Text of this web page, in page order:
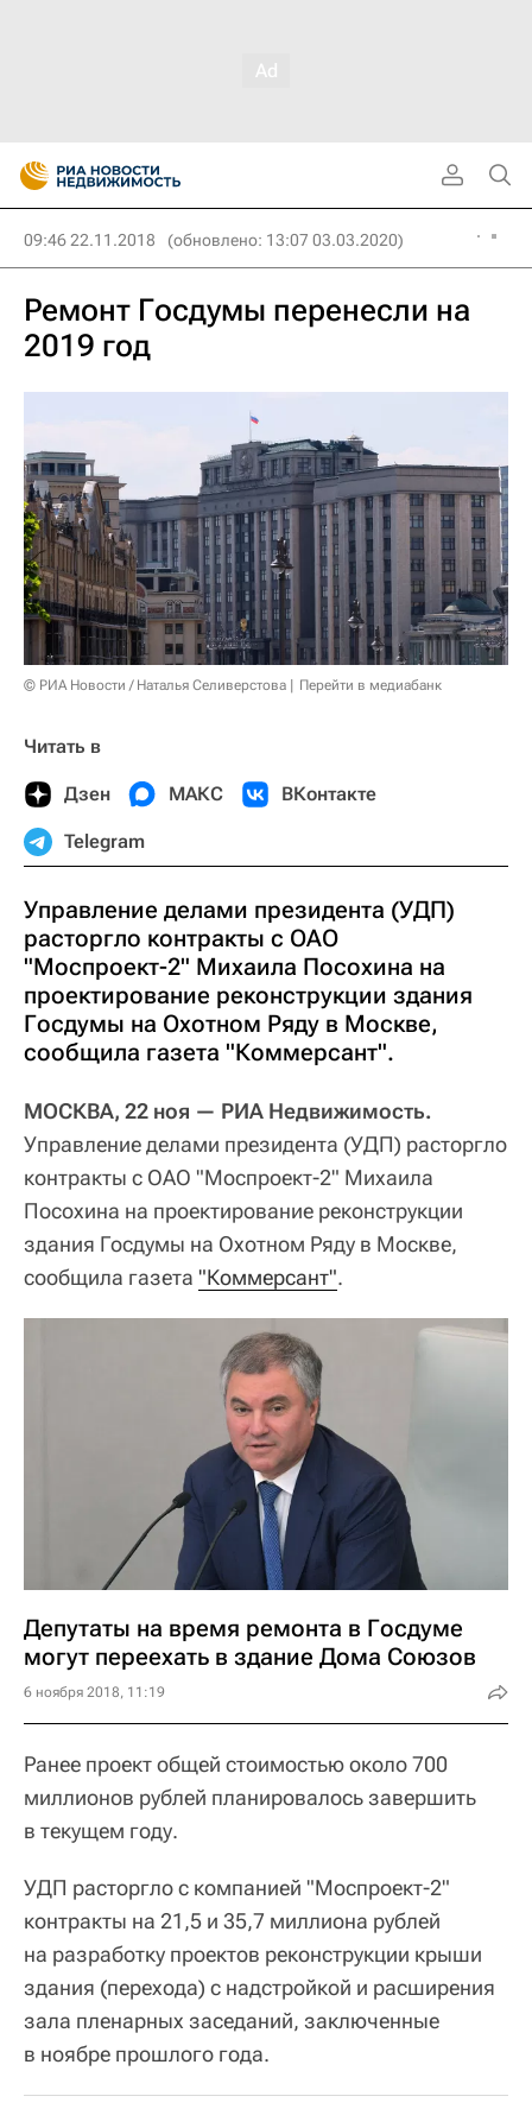
09:46 22.11.2018 (обновлено: 13:07 03.03.2020)
Ремонт Госдумы перенесли на
2019 год
© РИА Новости / Наталья Селиверстова Перейти в медиабанк
Читать в
Дзен МАКС ВКонтакте
Telegram
Управление делами президента (УДП)
расторгло контракты с ОАО
"Моспроект-2" Михаила Посохина на
проектирование реконструкции здания
Госдумы на Охотном Ряду в Москве,
сообщила газета "Коммерсант".
МОСКВА, 22 ноя — РИА Недвижимость.
Управление делами президента (УДП) расторгло
контракты с ОАО "Моспроект-2" Михаила
Посохина на проектирование реконструкции
здания Госдумы на Охотном Ряду в Москве,
сообщила газета "Коммерсант".
Депутаты на время ремонта в Госдуме
могут переехать в здание Дома Союзов
6 ноября 2018, 11:19
Ранее проект общей стоимостью около 700
миллионов рублей планировалось завершить
в текущем году.
УДП расторгло с компанией "Моспроект-2"
контракты на 21,5 и 35,7 миллиона рублей
на разработку проектов реконструкции крыши
здания (перехода) с надстройкой и расширения
зала пленарных заседаний, заключенные
в ноябре прошлого года.